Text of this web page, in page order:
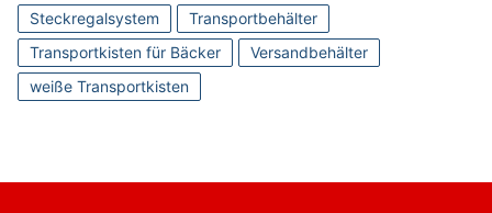
Steckregalsystem
Transportbehälter
Transportkisten für Bäcker
Versandbehälter
weiße Transportkisten